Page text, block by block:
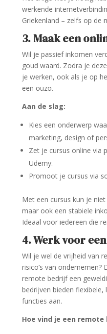
werkende
Griekenland – zelfs op de
3. Maak een
Wil je passief inkomen
goud waard. Zodra je
je werken, ook als je op
een ouzo.
Aan de slag:
Kies een onderwerp
marketing, design of
Zet je cursus online via
Udemy.
Promoot je cursus via
Met een cursus kun je
maar ook een stabiele
Ideaal voor iedereen die
4. Werk voor
Wil je wel de vrijheid van
risico’s van ondernemen?
remote bedrijf een
bedrijven bieden
functies aan.
Hoe vind je een remote